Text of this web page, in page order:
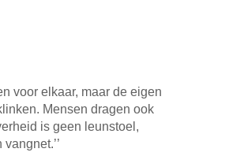
voor elkaar, maar de eigen
Mensen dragen ook
is geen leunstoel,